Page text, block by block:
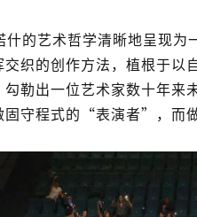
什的艺术哲学清晰地呈现为
织的创作方法，植根于
勾勒出一位艺术家数十年
固守程式的“表演者”，而